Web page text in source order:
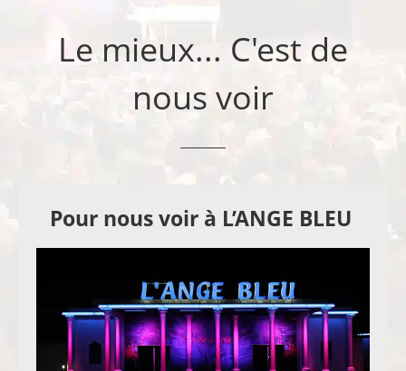
Le mieux... C'est de
nous voir
Pour nous voir à L’ANGE BLEU